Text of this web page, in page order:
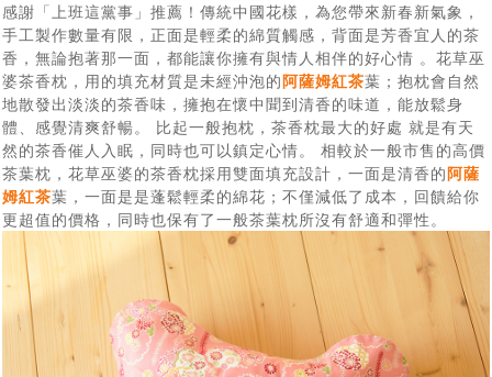
感謝「上班這黨事」推薦！傳統中國花樣，為您帶來新春新氣象，
手工製作數量有限，正面是輕柔的綿質觸感，背面是芳香宜人的茶
香，無論抱著那一面，都能讓你擁有與情人相伴的好心情 。花草巫
婆茶香枕，用的填充材質是未經沖泡的阿薩姆紅茶葉；抱枕會自然
地散發出淡淡的茶香味，擁抱在懷中聞到清香的味道，能放鬆身
體、感覺清爽舒暢。 比起一般抱枕，茶香枕最大的好處 就是有天
然的茶香催人入眠，同時也可以鎮定心情。 相較於一般市售的高價
茶葉枕，花草巫婆的茶香枕採用雙面填充設計，一面是清香的阿薩
姆紅茶葉，一面是是蓬鬆輕柔的綿花；不僅減低了成本，回饋給你
更超值的價格，同時也保有了一般茶葉枕所沒有舒適和彈性。